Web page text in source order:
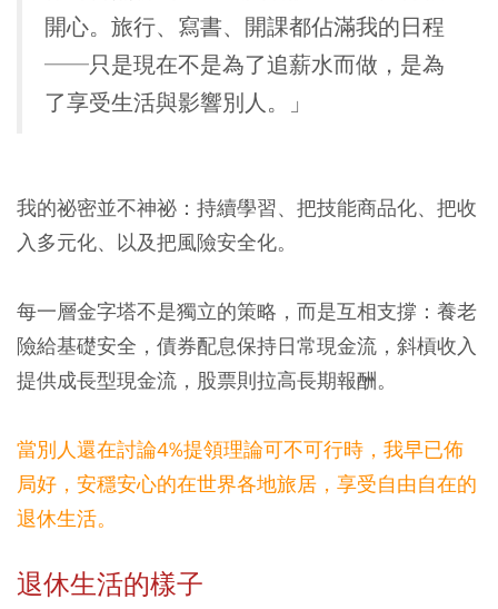
開心。旅行、寫書、開課都佔滿我的日程
──只是現在不是為了追薪水而做，是為
了享受生活與影響別人。」
我的祕密並不神祕：持續學習、把技能商品化、把收
入多元化、以及把風險安全化。
每一層金字塔不是獨立的策略，而是互相支撐： 養老
險給基礎安全，債券配息保持日常現金流，斜槓收入
提供成長型現金流，股票則拉高長期報酬。
當別人還在討論4%提領理論可不可行時，我早已佈
局好，安穩安心的在世界各地旅居，享受自由自在的
退休生活。
退休生活的樣子